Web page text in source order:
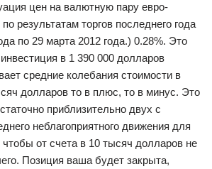
цен на валютную пару евро-
результатам торгов последнего года
по 29 марта 2012 года.) 0.28%. Это
в 1 390 000 долларов
средние колебания стоимости в
долларов то в плюс, то в минус. Это
приблизительно двух с
неблагоприятного движения для
чтобы от счета в 10 тысяч долларов не
Позиция ваша будет закрыта,